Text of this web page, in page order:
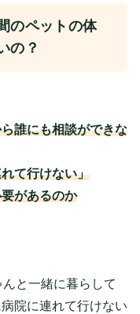
のペットの体
の？
誰にも相談ができな
て行けない」
があるのか
と一緒に暮らして
院に連れて行けない